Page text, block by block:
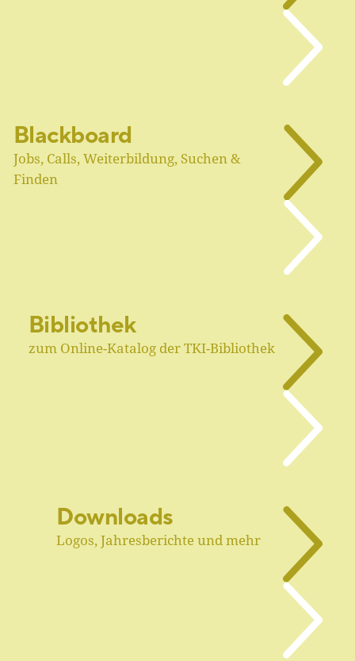
Blackboard
Jobs, Calls, Weiterbildung, Suchen &
Finden
Bibliothek
zum Online-Katalog der TKI-Bibliothek
Downloads
Logos, Jahresberichte und mehr